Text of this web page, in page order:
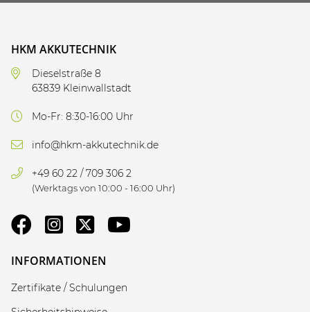
HKM AKKUTECHNIK
Dieselstraße 8
63839 Kleinwallstadt
Mo-Fr: 8:30-16:00 Uhr
info@hkm-akkutechnik.de
+49 60 22 / 709 306 2
(Werktags von 10:00 - 16:00 Uhr)
INFORMATIONEN
Zertifikate / Schulungen